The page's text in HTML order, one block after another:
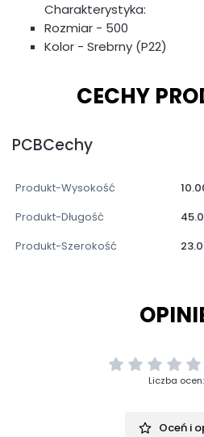
Charakterystyka:
Rozmiar - 500
Kolor - Srebrny (P22)
CECHY
PCBCechy
Produkt-Wysokość
Produkt-Długość
Produkt-Szerokość
Liczba
Oceń i